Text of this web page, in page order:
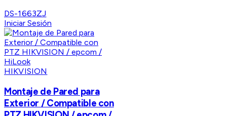
DS-1663ZJ
Iniciar Sesión
HIKVISION
Montaje de Pared para
Exterior / Compatible con